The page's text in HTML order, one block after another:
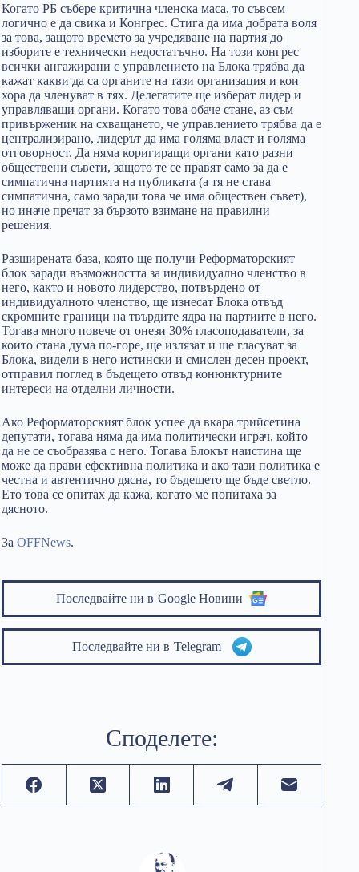
Когато РБ събере критична членска маса, то съвсем
логично е да свика и Конгрес. Стига да има добрата воля
за това, защото времето за учредяване на партия до
изборите е технически недостатъчно. На този конгрес
всички ангажирани с управлението на Блока трябва да
кажат какви да са органите на тази организация и кои
хора да членуват в тях. Делегатите ще изберат лидер и
управляващи органи. Когато това обаче стане, аз съм
привърженик на схващането, че управлението трябва да е
централизирано, лидерът да има голяма власт и голяма
отговорност. Да няма коригиращи органи като разни
обществени съвети, защото те се правят само за да е
симпатична партията на публиката (а тя не става
симпатична, само заради това че има обществен съвет),
но иначе пречат за бързото взимане на правилни
решения.
Разширената база, която ще получи Реформаторският
блок заради възможността за индивидуално членство в
него, както и новото лидерство, потвърдено от
индивидуалното членство, ще изнесат Блока отвъд
скромните граници на твърдите ядра на партиите в него.
Тогава много повече от онези 30% гласоподаватели, за
които стана дума по-горе, ще излязат и ще гласуват за
Блока, видели в него истински и смислен десен проект,
отправил поглед в бъдещето отвъд конюнктурните
интереси на отделни личности.
Ако Реформаторският блок успее да вкара трийсетина
депутати, тогава няма да има политически играч, който
да не се съобразява с него. Тогава Блокът наистина ще
може да прави ефективна политика и ако тази политика е
честна и автентично дясна, то бъдещето ще бъде светло.
Ето това се опитах да кажа, когато ме попитаха за
дясното.
За OFFNews.
Последвайте ни в Google Новини
Последвайте ни в Telegram
Споделете: